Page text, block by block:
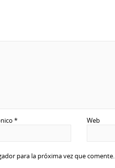
* Web
para la próxima vez que comente.